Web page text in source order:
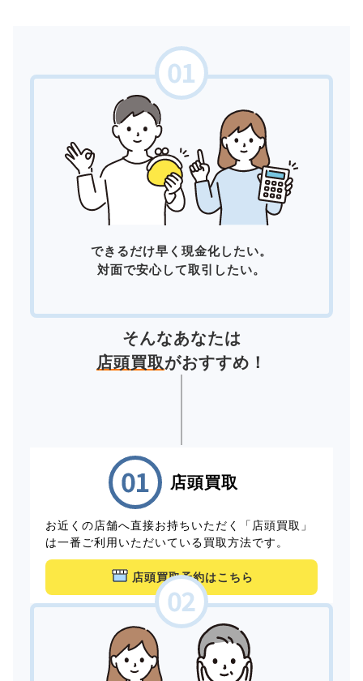
できるだけ早く現金化したい。
対面で安心して取引したい。
そんなあなたは
店頭買取がおすすめ！
店頭買取
お近くの店舗へ直接お持ちいただく「店頭買取」
は一番ご利用いただいている買取方法です。
店頭買取予約はこちら